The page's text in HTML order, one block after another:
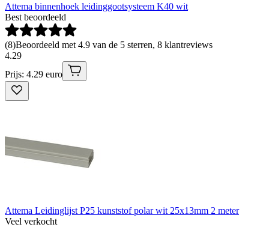
Attema binnenhoek leidinggootsysteem K40 wit
Best beoordeeld
(8)Beoordeeld met 4.9 van de 5 sterren, 8 klantreviews
4.29
Prijs: 4.29 euro
Attema Leidinglijst P25 kunststof polar wit 25x13mm 2 meter
Veel verkocht